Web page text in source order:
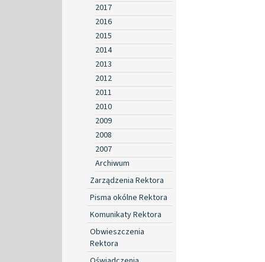
2017
2016
2015
2014
2013
2012
2011
2010
2009
2008
2007
Archiwum
Zarządzenia Rektora
Pisma okólne Rektora
Komunikaty Rektora
Obwieszczenia
Rektora